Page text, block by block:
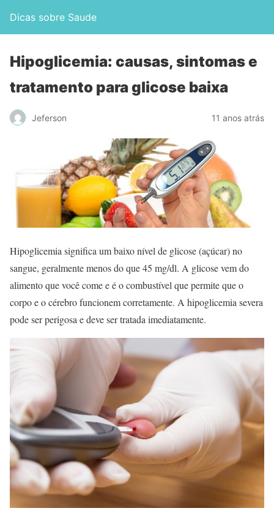
Dicas sobre Saude
Hipoglicemia: causas, sintomas e
tratamento para glicose baixa
Jeferson 11 anos atrás
Hipoglicemia significa um baixo nível de glicose (açúcar) no
sangue, geralmente menos do que 45 mg/dl. A glicose vem do
alimento que você come e é o combustível que permite que o
corpo e o cérebro funcionem corretamente. A hipoglicemia severa
pode ser perigosa e deve ser tratada imediatamente.